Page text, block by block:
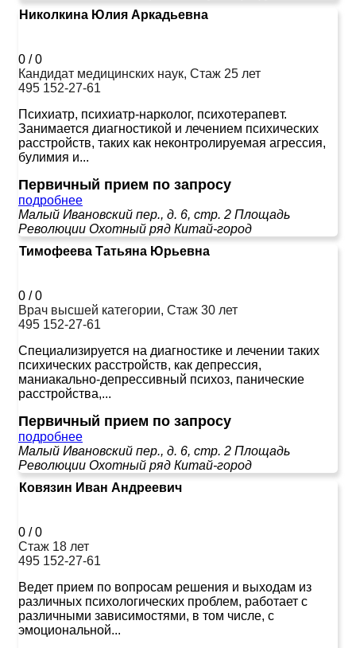
Николкина Юлия Аркадьевна
0 /0
Кандидат медицинских наук, Стаж 25 лет
495 152-27-61
Психиатр, психиатр-нарколог, психотерапевт.
Занимается диагностикой и лечением психических
расстройств, таких как неконтролируемая агрессия,
булимия и...
Первичный прием по запросу
подробнее
Малый Ивановский пер., д. 6, стр. 2 Площадь
Революции Охотный ряд Китай-город
Тимофеева Татьяна Юрьевна
0 /0
Врач высшей категории, Стаж 30 лет
495 152-27-61
Специализируется на диагностике и лечении таких
психических расстройств, как депрессия,
маниакально-депрессивный психоз, панические
расстройства,...
Первичный прием по запросу
подробнее
Малый Ивановский пер., д. 6, стр. 2 Площадь
Революции Охотный ряд Китай-город
Ковязин Иван Андреевич
0 /0
Стаж 18 лет
495 152-27-61
Ведет прием по вопросам решения и выходам из
различных психологических проблем, работает с
различными зависимостями, в том числе, с
эмоциональной...